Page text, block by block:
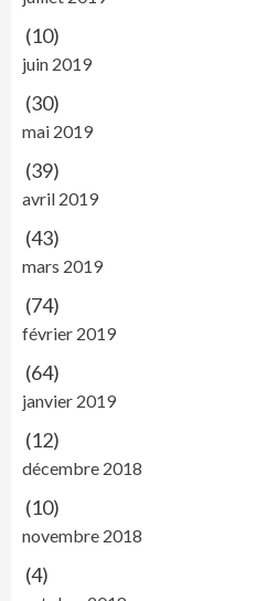
(10)
juin 2019
(30)
mai 2019
(39)
avril 2019
(43)
mars 2019
(74)
février 2019
(64)
janvier 2019
(12)
décembre 2018
(10)
novembre 2018
(4)